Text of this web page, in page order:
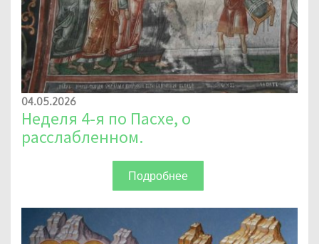
04.05.2026
Неделя 4-я по Пасхе, о
расслабленном.
Подробнее